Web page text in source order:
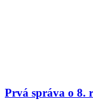
Prvá správa o 8.